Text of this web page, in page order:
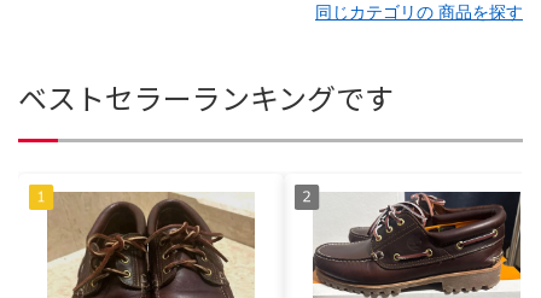
同じカテゴリの 商品を探す
ベストセラーランキングです